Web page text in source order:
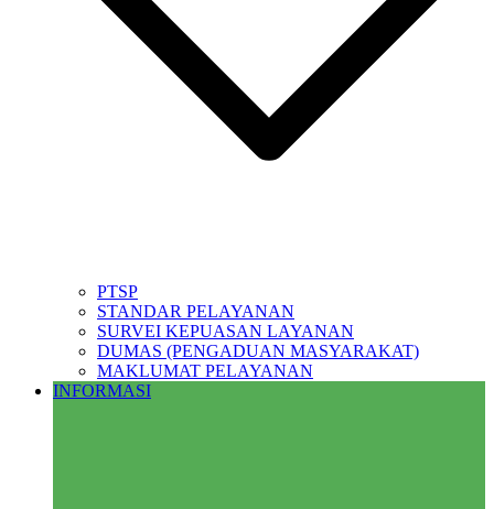
PTSP
STANDAR PELAYANAN
SURVEI KEPUASAN LAYANAN
DUMAS (PENGADUAN MASYARAKAT)
MAKLUMAT PELAYANAN
INFORMASI